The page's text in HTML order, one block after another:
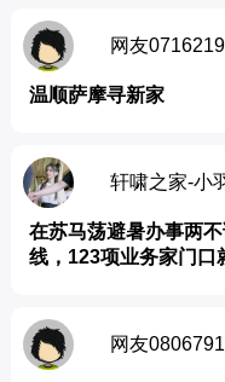
网友
温顺萨摩寻新家
轩啸之家-小
在苏马荡避暑办事两
线，123项业务家门口
网友